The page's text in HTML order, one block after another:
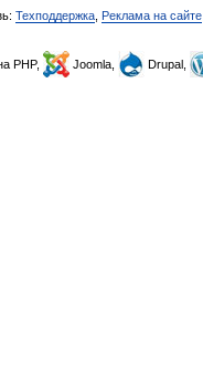
Техподдержка Реклама на сайте
PHP, Joomla, Drupal,